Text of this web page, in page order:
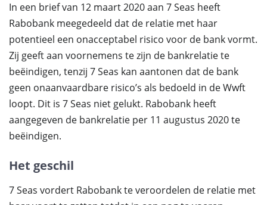
In een brief van 12 maart 2020 aan 7 Seas heeft
Rabobank meegedeeld dat de relatie met haar
potentieel een onacceptabel risico voor de bank vormt.
Zij geeft aan voornemens te zijn de bankrelatie te
beëindigen, tenzij 7 Seas kan aantonen dat de bank
geen onaanvaardbare risico’s als bedoeld in de Wwft
loopt. Dit is 7 Seas niet gelukt. Rabobank heeft
aangegeven de bankrelatie per 11 augustus 2020 te
beëindigen.
Het geschil
7 Seas vordert Rabobank te veroordelen de relatie met